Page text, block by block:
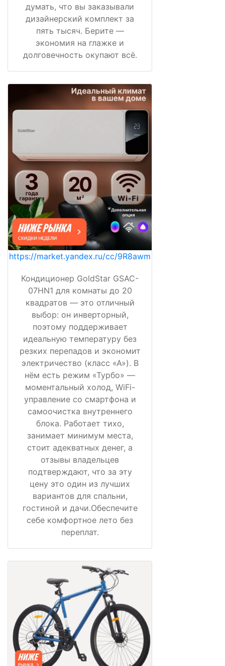
думать, что вы заказывали
дизайнерский комплект за
пять тысяч. Берите —
экономия на глажке и
долговечность окупают всё.
https://market.yandex.ru/cc/9R8awm
Кондиционер GoldStar GSAC-
07HN1 для комнаты до 20
квадратов — это отличный
выбор: он инверторный,
поэтому поддерживает
идеальную температуру без
резких перепадов и экономит
электричество (класс «А»). В
нём есть режим «Турбо» —
моментальный холод, WiFi-
управление со смартфона и
самоочистка внутреннего
блока. Работает тихо,
занимает минимум места,
стоит адекватных денег, а
отзывы владельцев
подтверждают, что за эту
цену это один из лучших
вариантов для спальни,
гостиной и дачи.Обеспечите
себе комфортное лето без
переплат.